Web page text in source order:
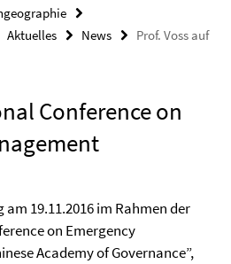
Aktuelles News
Prof. Voss auf
Conference on
am 19.11.2016 im Rahmen der
on Emergency
Academy of Governance”,